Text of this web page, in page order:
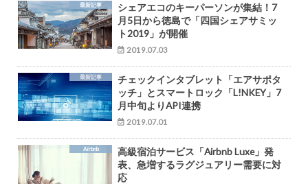
最新記事
シェアエコのキーパーソンが集結！7
月5日から徳島で「四国シェアサミッ
ト2019」が開催
2019.07.03
最新記事
チェックインタブレット「エアサポタ
ッチ」とスマートロック「L!NKEY」7
月中旬よりAPI連携
2019.07.01
Airbnb
高級宿泊サービス「Airbnb Luxe」発
表、急増するラグジュアリー需要に対
応